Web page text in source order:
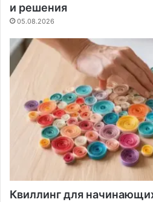
и решения
05.08.2026
Квиллинг для